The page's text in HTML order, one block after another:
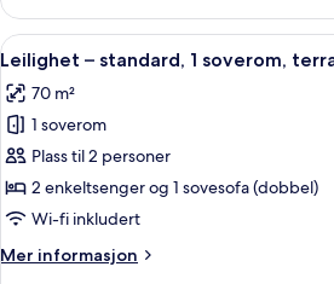
–
standard
(Sea
Pool
View)
Åpne
alle
bildene
av
Leilighet
–
standard,
soverom,
8
Leilighet – standard, 1 soverom,
70 m²
1 soverom
Plass til 2 personer
2 enkeltsenger og 1 sovesofa (dobbel)
Wi-fi inkludert
Mer informasjon
Mer